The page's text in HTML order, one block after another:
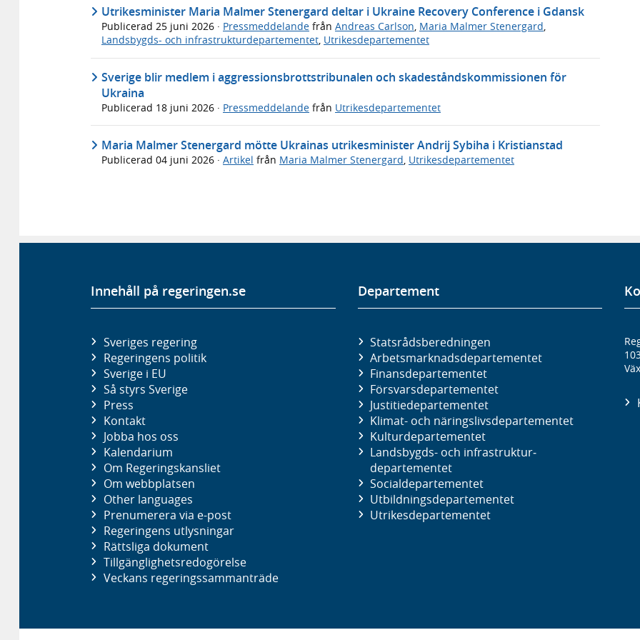
Utrikesminister Maria Malmer Stenergard deltar i Ukraine Recovery Conference i Gdansk
Publicerad 25 juni 2026 · Pressmeddelande från Andreas Carlson, Maria Malmer Stenergard,
Landsbygds- och infrastrukturdepartementet, Utrikesdepartementet
Sverige blir medlem i aggressionsbrottstribunalen och skadeståndskommissionen för
Ukraina
Publicerad 18 juni 2026 · Pressmeddelande från Utrikesdepartementet
Maria Malmer Stenergard mötte Ukrainas utrikesminister Andrij Sybiha i Kristianstad
Publicerad 04 juni 2026 · Artikel från Maria Malmer Stenergard Utrikesdepartementet
Innehåll på regeringen.se
Sveriges regering
Regeringens politik
Sverige i EU
Så styrs Sverige
Press
Kontakt
Jobba hos oss
Kalendarium
Om Regeringskansliet
Om webbplatsen
Other languages
Prenumerera via e-post
Regeringens utlysningar
Rättsliga dokument
Tillgänglighetsredogörelse
Veckans regeringssammanträde
Departement
Statsrådsberedningen
Arbetsmarknads­departementet
Finans­departementet
Försvars­departementet
Justitie­departementet
Klimat- och näringslivs­departementet
Kultur­departementet
Landsbygds- och infrastruktur­
departementet
Social­departementet
Utbildnings­departementet
Utrikes­departementet